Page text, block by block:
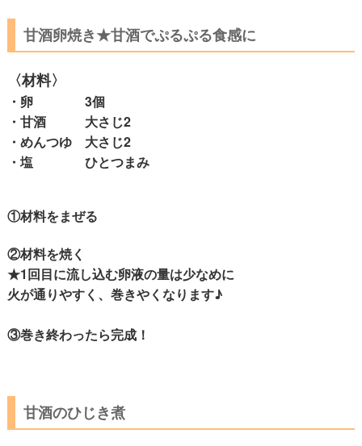
甘酒卵焼き★甘酒でぷるぷる食感に
〈材料〉
・卵 3個
・甘酒 大さじ2
・めんつゆ 大さじ2
・塩 ひとつまみ
①材料をまぜる
②材料を焼く
★1回目に流し込む卵液の量は少なめに
火が通りやすく、巻きやくなります♪
③巻き終わったら完成！
甘酒のひじき煮